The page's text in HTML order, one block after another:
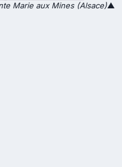
Marie aux Mines (Alsace)▲